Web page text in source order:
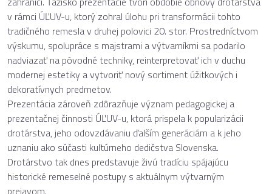
v rámci ÚĽUV-u, ktorý zohral úlohu pri transformácii tohto
tradičného remesla v druhej polovici 20. stor. Prostredníctvom
výskumu, spolupráce s majstrami a výtvarníkmi sa podarilo
nadviazať na pôvodné techniky, reinterpretovať ich v duchu
modernej estetiky a vytvoriť nový sortiment úžitkových i
dekoratívnych predmetov.
Prezentácia zároveň zdôrazňuje význam pedagogickej a
prezentačnej činnosti ÚĽUV-u, ktorá prispela k popularizácii
drotárstva, jeho odovzdávaniu ďalším generáciám a k jeho
uznaniu ako súčasti kultúrneho dedičstva Slovenska.
Drotárstvo tak dnes predstavuje živú tradíciu spájajúcu
historické remeselné postupy s aktuálnym výtvarným
prejavom.